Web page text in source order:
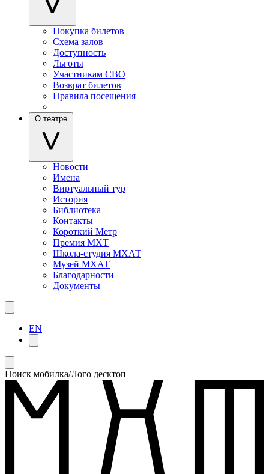
Покупка билетов
Схема залов
Доступность
Льготы
Участникам СВО
Возврат билетов
Правила посещения
О театре
Новости
Имена
Виртуальный тур
История
Библиотека
Контакты
Короткий Метр
Премия МХТ
Школа-студия МХАТ
Музей МХАТ
Благодарности
Документы
EN
Поиск мобилка/Лого десктоп